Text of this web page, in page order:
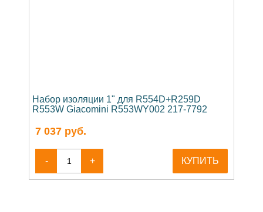
Набор изоляции 1" для R554D+R259D
R553W Giacomini R553WY002 217-7792
7 037 руб.
- + КУПИТЬ